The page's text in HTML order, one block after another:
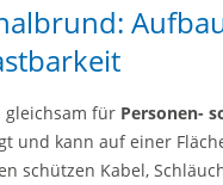
gleichsam für Personen-
und kann auf einer
schützen Kabel,